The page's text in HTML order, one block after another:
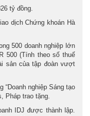
tỷ đồng.
dịch Chứng khoán Hà
500 doanh nghiệp lớn
500 (Tính theo số thuế
sản của tập đoàn vượt
“Doanh nghiệp Sáng tạo
Pháp trao tặng.
IDJ được thành lập.